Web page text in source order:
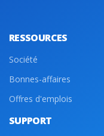
RESSOURCES
Société
Bonnes-affaires
Offres d'emplois
SUPPORT